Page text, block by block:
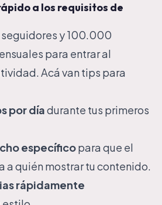
a los requisitos de
y 100.000
para entrar al
Acá van tips para
por díadurante tus primeros
específicopara que el
a quién mostrar tu contenido.
rápidamente